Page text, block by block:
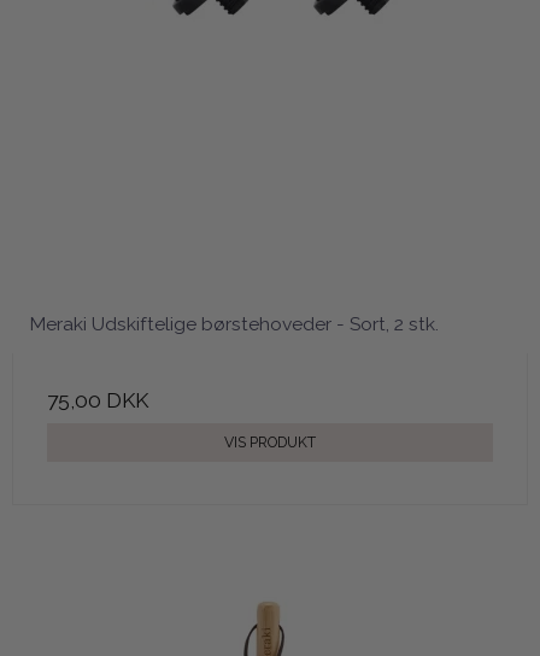
Meraki Udskiftelige børstehoveder - Sort, 2 stk.
75,00 DKK
VIS PRODUKT